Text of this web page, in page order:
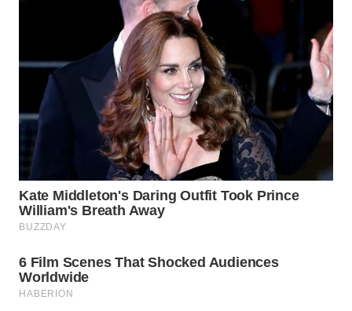
WN DELI
SERDANG
TEBING
TINGGI
WN
WN
KARAWANG